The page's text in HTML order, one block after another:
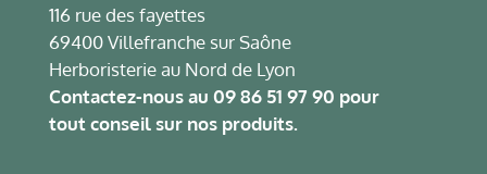
116 rue des fayettes
69400 Villefranche sur Saône
Herboristerie au Nord de Lyon
Contactez-nous au 09 86 51 97 90 pour
tout conseil sur nos produits.